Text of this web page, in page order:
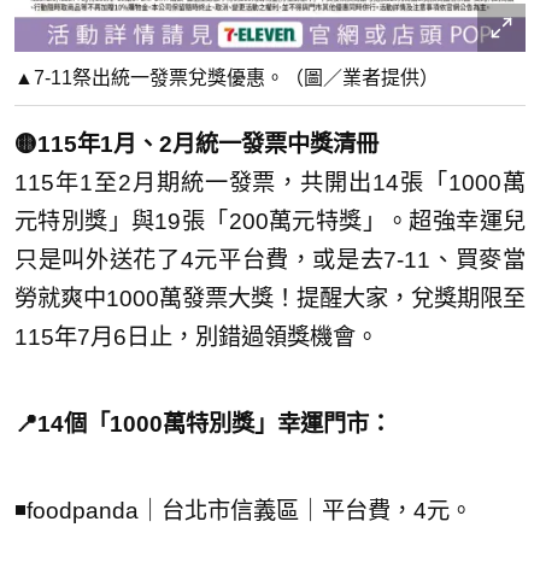
▲7-11祭出統一發票兌獎優惠。（圖／業者提供）
🟡115年1月、2月統一發票中獎清冊
115年1至2月期統一發票，共開出14張「1000萬
元特別獎」與19張「200萬元特獎」。超強幸運兒
只是叫外送花了4元平台費，或是去7-11、買麥當
勞就爽中1000萬發票大獎！提醒大家，兌獎期限至
115年7月6日止，別錯過領獎機會。
📍14個「1000萬特別獎」幸運門市：
◾foodpanda｜台北市信義區｜平台費，4元。